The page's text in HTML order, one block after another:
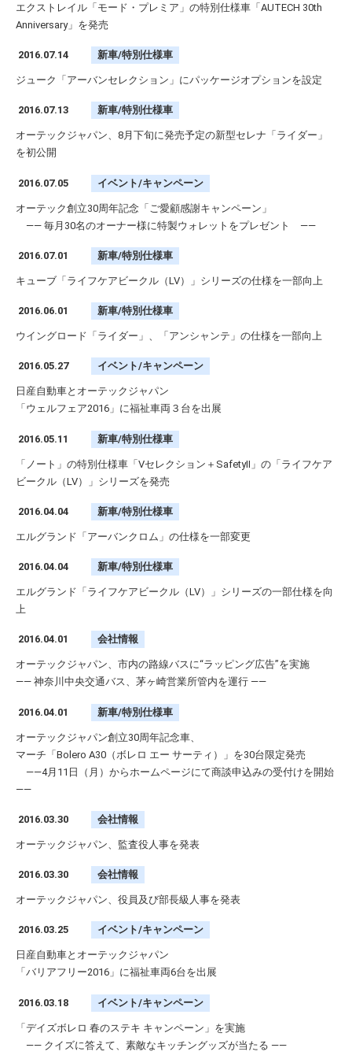
エクストレイル「モード・プレミア」の特別仕様車「AUTECH 30th
Anniversary」を発売
2016.07.14 新車/特別仕様車
ジューク「アーバンセレクション」にパッケージオプションを設定
2016.07.13 新車/特別仕様車
オーテックジャパン、8月下旬に発売予定の新型セレナ「ライダー」
を初公開
2016.07.05 イベント/キャンペーン
オーテック創立30周年記念「ご愛顧感謝キャンペーン」
—— 毎月30名のオーナー様に特製ウォレットをプレゼント ——
2016.07.01 新車/特別仕様車
キューブ「ライフケアビークル（LV）」シリーズの仕様を一部向上
2016.06.01 新車/特別仕様車
ウイングロード「ライダー」、「アンシャンテ」の仕様を一部向上
2016.05.27 イベント/キャンペーン
日産自動車とオーテックジャパン
「ウェルフェア2016」に福祉車両３台を出展
2016.05.11 新車/特別仕様車
「ノート」の特別仕様車「Vセレクション＋SafetyⅡ」の「ライフケア
ビークル（LV）」シリーズを発売
2016.04.04 新車/特別仕様車
エルグランド「アーバンクロム」の仕様を一部変更
2016.04.04 新車/特別仕様車
エルグランド「ライフケアビークル（LV）」シリーズの一部仕様を向
上
2016.04.01 会社情報
オーテックジャパン、市内の路線バスに“ラッピング広告”を実施
—— 神奈川中央交通バス、茅ヶ崎営業所管内を運行 ——
2016.04.01 新車/特別仕様車
オーテックジャパン創立30周年記念車、
マーチ「Bolero A30（ボレロ エー サーティ）」を30台限定発売
——4月11日（月）からホームページにて商談申込みの受付けを開始
——
2016.03.30 会社情報
オーテックジャパン、監査役人事を発表
2016.03.30 会社情報
オーテックジャパン、役員及び部長級人事を発表
2016.03.25 イベント/キャンペーン
日産自動車とオーテックジャパン
「バリアフリー2016」に福祉車両6台を出展
2016.03.18 イベント/キャンペーン
「デイズボレロ 春のステキ キャンペーン」を実施
—— クイズに答えて、素敵なキッチングッズが当たる ——